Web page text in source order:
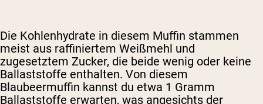
Die Kohlenhydrate in diesem Muffin stammen
meist aus raffiniertem Weißmehl und
zugesetztem Zucker, die beide wenig oder keine
Ballaststoffe enthalten. Von diesem
Blaubeermuffin kannst du etwa 1 Gramm
Ballaststoffe erwarten, was angesichts der